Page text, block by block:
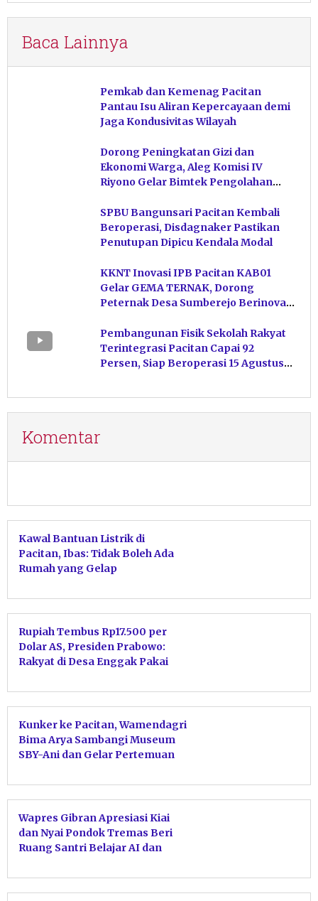
Baca Lainnya
Pemkab dan Kemenag Pacitan
Pantau Isu Aliran Kepercayaan demi
Jaga Kondusivitas Wilayah
Dorong Peningkatan Gizi dan
Ekonomi Warga, Aleg Komisi IV
Riyono Gelar Bimtek Pengolahan
SPBU Bangunsari Pacitan Kembali
Beroperasi, Disdagnaker Pastikan
Penutupan Dipicu Kendala Modal
KKNT Inovasi IPB Pacitan KAB01
Gelar GEMA TERNAK, Dorong
Peternak Desa Sumberejo Berinovasi
Pembangunan Fisik Sekolah Rakyat
Terintegrasi Pacitan Capai 92
Persen, Siap Beroperasi 15 Agustus
Komentar
Kawal Bantuan Listrik di
Pacitan, Ibas: Tidak Boleh Ada
Rumah yang Gelap
Rupiah Tembus Rp17.500 per
Dolar AS, Presiden Prabowo:
Rakyat di Desa Enggak Pakai
Aman
Kunker ke Pacitan, Wamendagri
Bima Arya Sambangi Museum
SBY-Ani dan Gelar Pertemuan
Wapres Gibran Apresiasi Kiai
dan Nyai Pondok Tremas Beri
Ruang Santri Belajar AI dan